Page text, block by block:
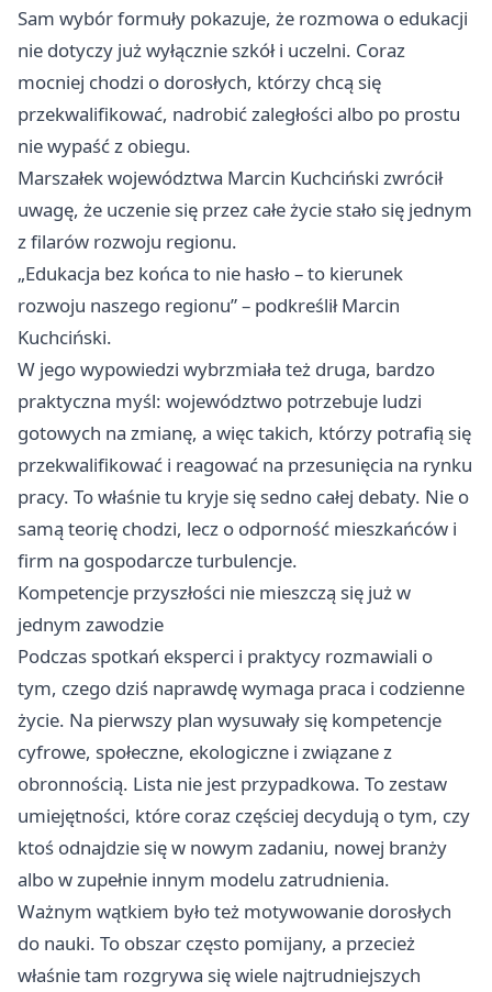
Sam wybór formuły pokazuje, że rozmowa o edukacji
nie dotyczy już wyłącznie szkół i uczelni. Coraz
mocniej chodzi o dorosłych, którzy chcą się
przekwalifikować, nadrobić zaległości albo po prostu
nie wypaść z obiegu.
Marszałek województwa Marcin Kuchciński zwrócił
uwagę, że uczenie się przez całe życie stało się jednym
z filarów rozwoju regionu.
„Edukacja bez końca to nie hasło – to kierunek
rozwoju naszego regionu” – podkreślił Marcin
Kuchciński.
W jego wypowiedzi wybrzmiała też druga, bardzo
praktyczna myśl: województwo potrzebuje ludzi
gotowych na zmianę, a więc takich, którzy potrafią się
przekwalifikować i reagować na przesunięcia na rynku
pracy. To właśnie tu kryje się sedno całej debaty. Nie o
samą teorię chodzi, lecz o odporność mieszkańców i
firm na gospodarcze turbulencje.
Kompetencje przyszłości nie mieszczą się już w
jednym zawodzie
Podczas spotkań eksperci i praktycy rozmawiali o
tym, czego dziś naprawdę wymaga praca i codzienne
życie. Na pierwszy plan wysuwały się kompetencje
cyfrowe, społeczne, ekologiczne i związane z
obronnością. Lista nie jest przypadkowa. To zestaw
umiejętności, które coraz częściej decydują o tym, czy
ktoś odnajdzie się w nowym zadaniu, nowej branży
albo w zupełnie innym modelu zatrudnienia.
Ważnym wątkiem było też motywowanie dorosłych
do nauki. To obszar często pomijany, a przecież
właśnie tam rozgrywa się wiele najtrudniejszych